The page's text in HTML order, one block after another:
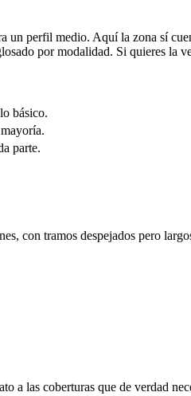
un perfil medio. Aquí la zona sí
por modalidad. Si quieres la
básico.
parte.
con tramos despejados pero
las coberturas que de verdad